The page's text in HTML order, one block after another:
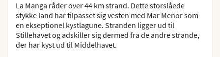
La Manga råder over 44 km strand. Dette storslåede
stykke land har tilpasset sig vesten med Mar Menor som
en ekseptionel kystlagune. Stranden ligger ud til
Stillehavet og adskiller sig dermed fra de andre strande,
der har kyst ud til Middelhavet.